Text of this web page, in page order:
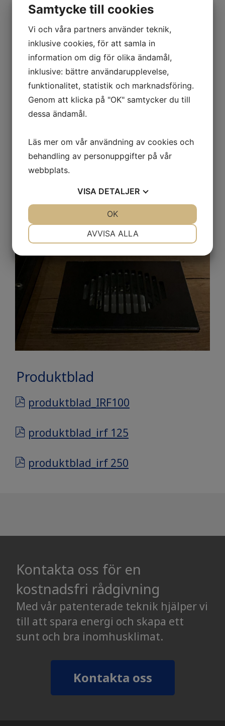
lägre temperatur i vistelsezonen än i
taknivån.
Donet har en invändigt monterad
fördelningsplåt vilket ger bästa
luftfördelning över hela frontytan
med korta närzoner. Detta ger ett
helt underhållsfrått don utan risk för
framtida igensättningar.
utan några utstickande detaljer.
Donet monteras i golv med övertryck
eller kanalansluts.
Produktblad
produktblad_IRF100
produktblad_irf 125
produktblad_irf 250
Kontakta oss för en
kostnadsfri rådgivning
Med vår patenterade teknik hjälper vi
till att spara energi och skapa ett
sunt och bra inomhusklimat.
Kontakta oss
Samtycke till cookies
Vi och våra partners använder teknik,
inklusive cookies, för att samla in
information om dig för olika ändamål,
inklusive: bättre användarupplevelse,
funktionalitet, statistik och marknadsföring.
Genom att klicka på "OK" samtycker du till
dessa ändamål.
Läs mer om vår användning av cookies och
behandling av personuppgifter på vår
webbplats.
VISA DETALJER
AVVISA ALLA
OK